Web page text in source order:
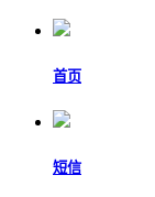
首页
短信